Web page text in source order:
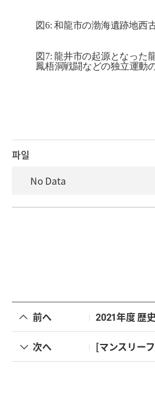
図6: 和龍市の渤海遺跡地西
図 7: 龍井市の起源となった
鳳梧洞戦闘などの独立運動
파일
No Data
前へ 2021年度 歴
次へ [マンスリー